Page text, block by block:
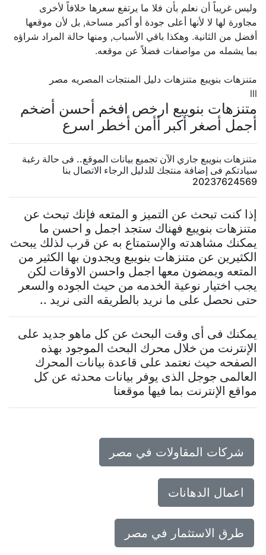
وليس غريباً أن نعلم بأن فلا ما يرتفع سعرها خلافاً لأخرى
مجاورة لها لا لأنها أعلى جودة أو أكبر مساحة, بل لأن موقعها
أفضل من الثانية. وهكذا باقي الأسباب, ومنها حالة المراد شراؤه
بما يشمله من مواصفات فضلاً عن موقعه.
متنزهات بنويبع متنزهات دليل المنتجات المصريه مصر
متنزهات بنويبع ارخص افخم أحسن أضخم
أجمل أصغر أكبر أأمن أخطر اسرع
متنزهات بنويبع جاري الآن تجميع بيانات الموقع.. فى حالة رغبة
سيادتكم فى إضافة منتجك للدليل الرجاء الاتصال بنا
20237624569
إذا كنت تبحث عن التميز و المتعه فإنك تبحث عن
متنزهات بنويبع فهناك ستجد اجمل و احسن ما
يمكنك مشاهدته والإستمتاع به عن قرب لذلك يبحث
الكثيرين عن متنزهات بنويبع ويجدون بها الكثير من
المتعه ويمضون معها اجمل واحسن الاوقات لكن
يجب اختيار نوعية الخدمه من حيث الجوده والسعر
حتى نحصل على ما نريد بالطريقه التى نريد ..
يمكنك فى أى وقت البحث عن كل ماهو جديد على
الإنترنت من خلال محرك البحث الموجود بهذه
الصفحه حيث نعتمد على قاعدة بيانات المحرك
العالمى جوجل الذى يوفر بيانات محدثه عن كل
مواقع الإنترنت بما فيها موقعنا
شركات المقاولات في مصر
اعمال الدهانات
طرق الاستثمار في مصر